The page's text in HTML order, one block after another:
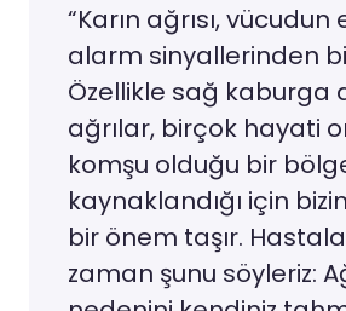
“Karın ağrısı,
alarm sinyallerinden
Özellikle sağ kaburga
ağrılar, birçok hayati
komşu olduğu bir
kaynaklandığı için
bir önem taşır.
zaman şunu söyleriz: